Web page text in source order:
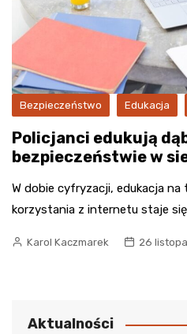
Bezpieczeństwo Edukacja
Policjanci edukują
bezpieczeństwie w
W dobie cyfryzacji, edukacja
korzystania z internetu staje
Karol Kaczmarek 26
Aktualności